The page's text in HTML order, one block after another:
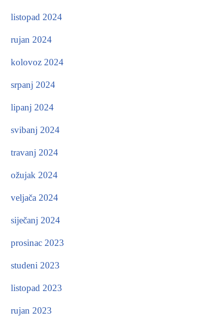
listopad 2024
rujan 2024
kolovoz 2024
srpanj 2024
lipanj 2024
svibanj 2024
travanj 2024
ožujak 2024
veljača 2024
siječanj 2024
prosinac 2023
studeni 2023
listopad 2023
rujan 2023